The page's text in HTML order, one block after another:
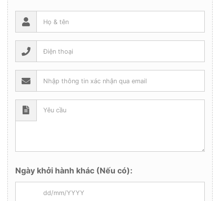
Ngày khởi hành khác (Nếu có):